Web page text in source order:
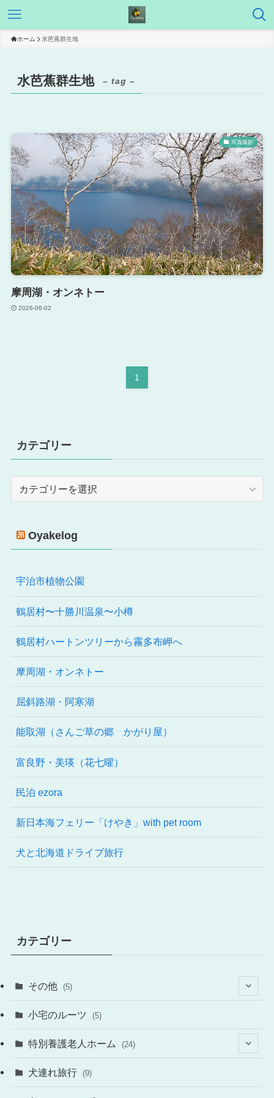
ホーム 水芭蕉群生地
水芭蕉群生地 – tag –
写真撮影
摩周湖・オンネトー
2026-06-02
1
カテゴリー
リ
Oyakelog
宇治市植物公園
鶴居村〜十勝川温泉〜小樽
鶴居村ハートンツリーから霧多布岬へ
摩周湖・オンネトー
屈斜路湖・阿寒湖
能取湖（さんご草の郷 かがり屋）
富良野・美瑛（花七曜）
民泊 ezora
新日本海フェリー「けやき」with pet room
犬と北海道ドライブ旅行
カテゴリー
その他 (5)
(4)
小宅のルーツ (5)
特別養護老人ホーム (24)
(12)
犬連れ旅行 (9)